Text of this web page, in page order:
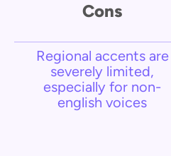
Cons
Regional accents are
severely limited,
especially for non-
english voices